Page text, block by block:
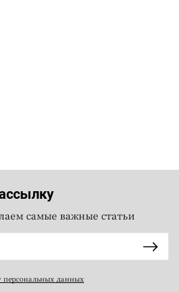
самые важные статьи
персональных данных